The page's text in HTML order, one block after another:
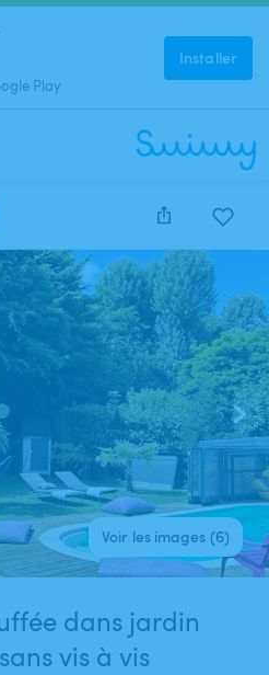
Play
Installer
Voir les images (6)
dans jardin
vis à vis